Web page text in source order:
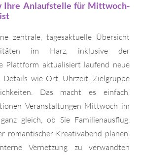
Ihre Anlaufstelle für Mittwoch-
zentrale, tagesaktuelle Übersicht
im Harz, inklusive der
Plattform aktualisiert laufend neue
Details wie Ort, Uhrzeit, Zielgruppe
Das macht es einfach,
Veranstaltungen Mittwoch im
gleich, ob Sie Familienausflug,
romantischer Kreativabend planen.
Vernetzung zu verwandten